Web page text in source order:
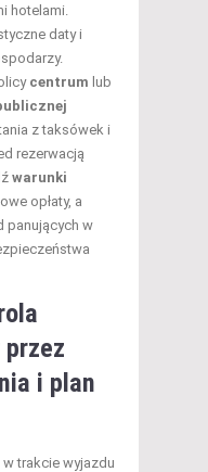
hotelami.
daty i
centrum lub
z taksówek i
rezerwacją
warunki
opłaty, a
panujących w
przez
i plan
trakcie wyjazdu